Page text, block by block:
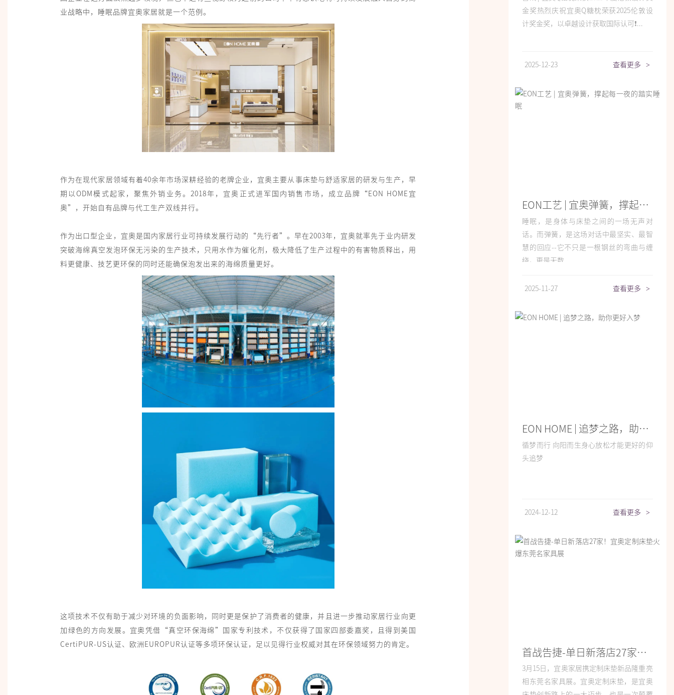
业战略中，睡眠品牌宜奥家居就是一个范例。
作为在现代家居领域有着40余年市场深耕经验的老牌企业，宜奥主要从事床垫与舒适家居的研发与生产，早
期以ODM模式起家，聚焦外销业务。2018年，宜奥正式进军国内销售市场，成立品牌“EON HOME宜
奥”，开始自有品牌与代工生产双线并行。
作为出口型企业，宜奥是国内家居行业可持续发展行动的“先行者”。早在2003年，宜奥就率先于业内研发
突破海绵真空发泡环保无污染的生产技术，只用水作为催化剂，极大降低了生产过程中的有害物质释出，用
料更健康、技艺更环保的同时还能确保泡发出来的海绵质量更好。
这项技术不仅有助于减少对环境的负面影响，同时更是保护了消费者的健康，并且进一步推动家居行业向更
加绿色的方向发展。宜奥凭借“真空环保海绵”国家专利技术，不仅获得了国家四部委嘉奖，且得到美国
CertiPUR-US认证、欧洲EUROPUR认证等多项环保认证，足以见得行业权威对其在环保领域努力的肯定。
金奖热烈庆祝宜奥Q糖枕荣获2025伦敦设
计奖金奖，以卓越设计获取国际认可❗...
2025-12-23 查看更多 >
EON工艺 | 宜奥弹簧，撑起每一夜的踏实睡眠
睡眠，是身体与床垫之间的一场无声对
话。而弹簧，是这场对话中最坚实、最智
慧的回应--它不只是一根钢丝的弯曲与缠
绕，更是无数...
2025-11-27 查看更多 >
EON HOME | 追梦之路，助你更好入梦
循梦而行 向阳而生身心放松才能更好的仰
头追梦
2024-12-12 查看更多 >
首战告捷-单日新落店27家！宜奥定制床垫火爆东莞名家具展
3月15日，宜奥家居携定制床垫新品隆重亮
相东莞名家具展。宜奥定制床垫，是宜奥